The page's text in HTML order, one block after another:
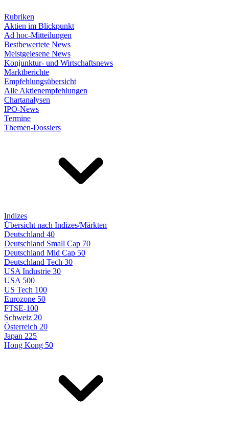
Rubriken
Aktien im Blickpunkt
Ad hoc-Mitteilungen
Bestbewertete News
Meistgelesene News
Konjunktur- und Wirtschaftsnews
Marktberichte
Empfehlungsübersicht
Alle Aktienempfehlungen
Chartanalysen
IPO-News
Termine
Themen-Dossiers
Indizes
Übersicht nach Indizes/Märkten
Deutschland 40
Deutschland Small Cap 70
Deutschland Mid Cap 50
Deutschland Tech 30
USA Industrie 30
USA 500
US Tech 100
Eurozone 50
FTSE-100
Schweiz 20
Österreich 20
Japan 225
Hong Kong 50